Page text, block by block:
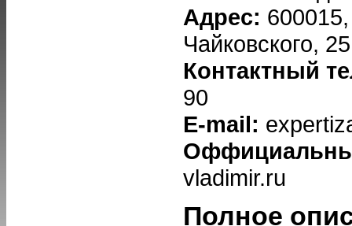
Адрес:
Чайковского,
Контактный
90
E-mail:
vladimir.ru
Полное